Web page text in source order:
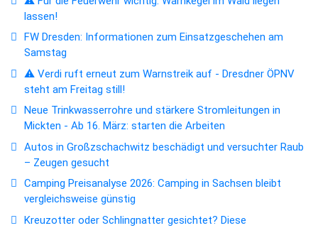
lassen!
FW Dresden: Informationen zum Einsatzgeschehen am
Samstag
⚠️ Verdi ruft erneut zum Warnstreik auf - Dresdner ÖPNV
steht am Freitag still!
Neue Trinkwasserrohre und stärkere Stromleitungen in
Mickten - Ab 16. März: starten die Arbeiten
Autos in Großzschachwitz beschädigt und versuchter Raub
– Zeugen gesucht
Camping Preisanalyse 2026: Camping in Sachsen bleibt
vergleichsweise günstig
Kreuzotter oder Schlingnatter gesichtet? Diese